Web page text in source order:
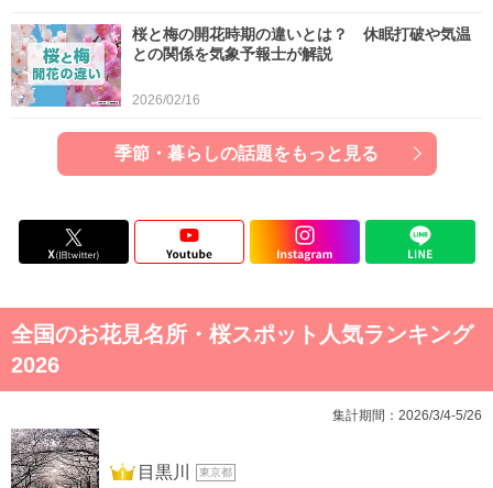
桜と梅の開花時期の違いとは？ 休眠打破や気温
との関係を気象予報士が解説
2026/02/16
季節・暮らしの話題をもっと見る
全国のお花見名所・桜スポット人気ランキング
2026
集計期間：2026/3/4-5/26
1位 目黒川 東京都